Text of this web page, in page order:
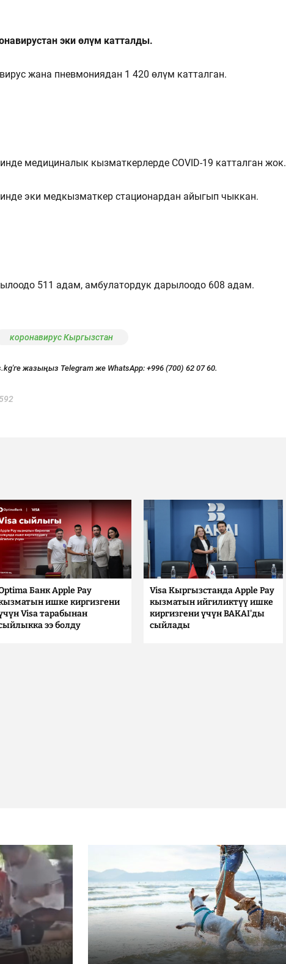
эки өлүм катталды.
жана пневмониядан 1 420 өлүм катталган.
медициналык кызматкерлерде COVID-19 катталган жок.
эки медкызматкер стационардан айыгып чыккан.
511 адам, амбулатордук дарылоодо 608 адам.
коронавирус Кыргызстан
жазыңыз Telegram же WhatsApp: +996 (700) 62 07 60.
Банк Apple Pay
ишке киргизгени
Visa тарабынан
ээ болду
Visa Кыргызстанда Apple Pay
кызматын ийгиликтүү ишке
киргизгени үчүн BAKAI'ды
сыйлады